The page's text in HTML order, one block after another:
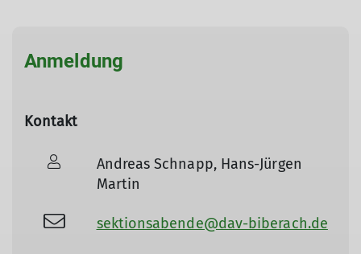
Anmeldung
Kontakt
Andreas Schnapp, Hans-Jürgen
Martin
sektionsabende@dav-biberach.de